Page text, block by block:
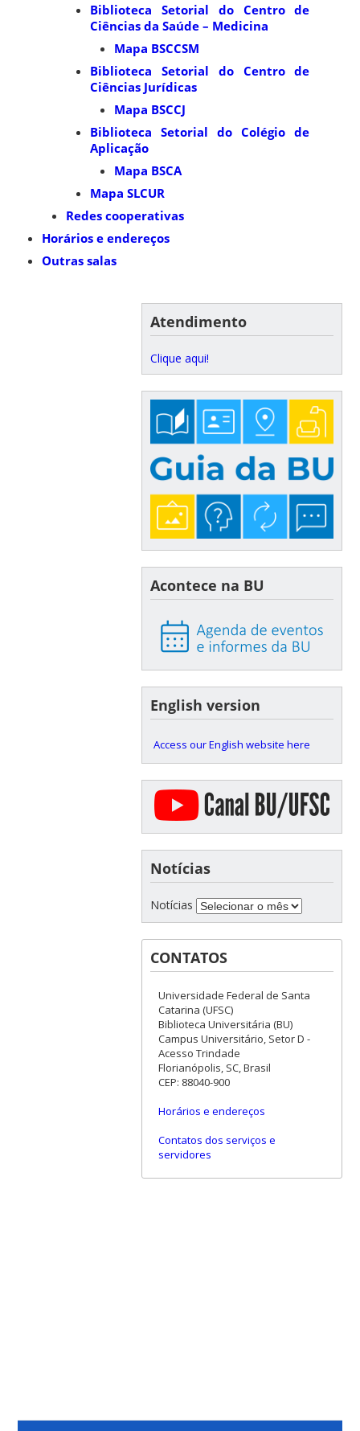
Biblioteca Setorial do Centro de
Ciências da Saúde – Medicina
Mapa BSCCSM
Biblioteca Setorial do Centro de
Ciências Jurídicas
Mapa BSCCJ
Biblioteca Setorial do Colégio de
Aplicação
Mapa BSCA
Mapa SLCUR
Redes cooperativas
Horários e endereços
Outras salas
Atendimento
Clique aqui!
Acontece na BU
English version
Access our English website here
Notícias
Notícias
CONTATOS
Universidade Federal de Santa
Catarina (UFSC)
Biblioteca Universitária (BU)
Campus Universitário, Setor D -
Acesso Trindade
Florianópolis, SC, Brasil
CEP: 88040-900
Horários e endereços
Contatos dos serviços e
servidores